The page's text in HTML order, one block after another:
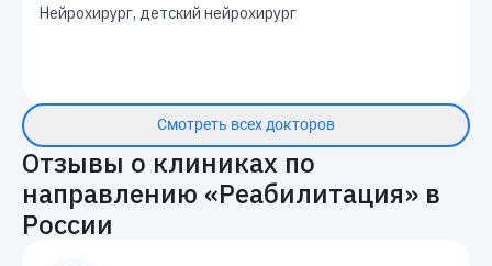
Нейрохирург, детский нейрохирург
Смотреть всех докторов
Отзывы о клиниках по
направлению «Реабилитация» в
России